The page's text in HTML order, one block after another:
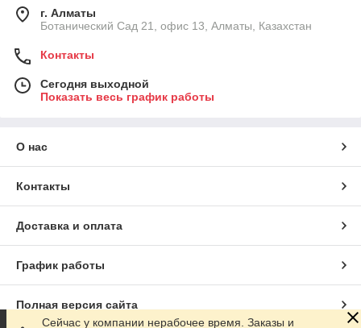
г. Алматы
Ботанический Сад 21, офис 13, Алматы, Казахстан
Контакты
Сегодня выходной
Показать весь график работы
О нас
Контакты
Доставка и оплата
График работы
Полная версия сайта
Сейчас у компании нерабочее время. Заказы и